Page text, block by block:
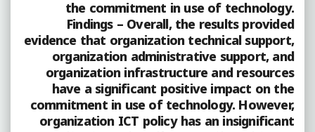
the commitment in use of technology.
Findings – Overall, the results provided
evidence that organization technical support,
organization administrative support, and
organization infrastructure and resources
have a significant positive impact on the
commitment in use of technology. However,
organization ICT policy has an insignificant